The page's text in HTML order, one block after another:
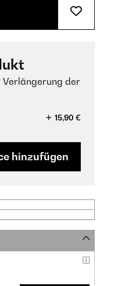
Verlängerung der
15,90 €
hinzufügen